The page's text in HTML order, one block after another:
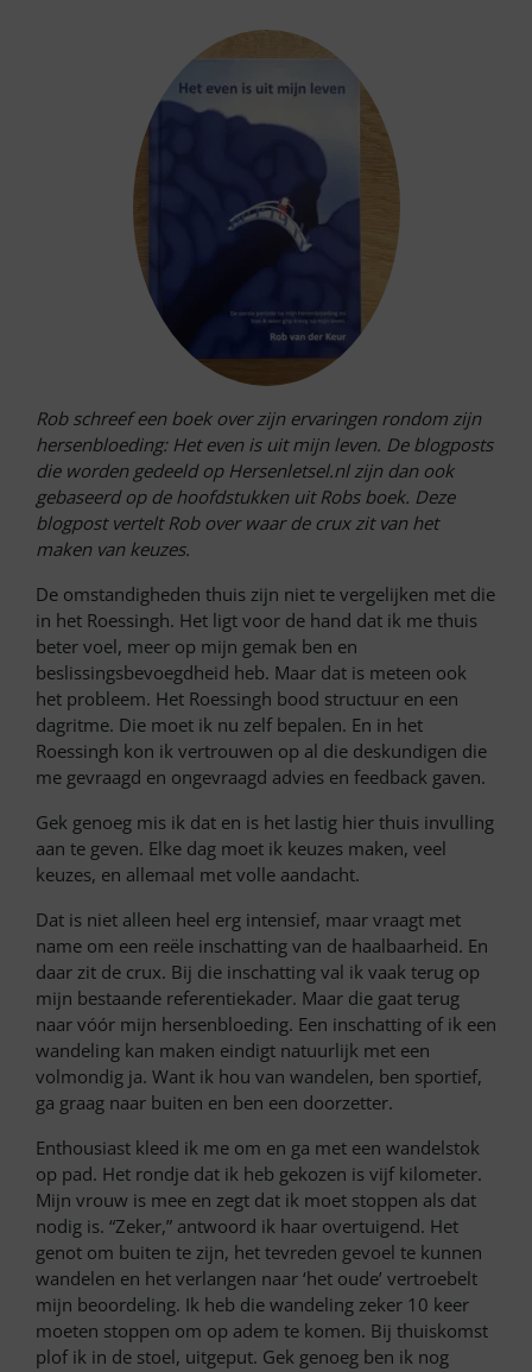
Rob schreef een boek over zijn ervaringen rondom zijn
hersenbloeding: Het even is uit mijn leven. De blogposts
die worden gedeeld op Hersenletsel.nl zijn dan ook
gebaseerd op de hoofdstukken uit Robs boek. Deze
blogpost vertelt Rob over waar de crux zit van het
maken van keuzes.
De omstandigheden thuis zijn niet te vergelijken met die
in het Roessingh. Het ligt voor de hand dat ik me thuis
beter voel, meer op mijn gemak ben en
beslissingsbevoegdheid heb. Maar dat is meteen ook
het probleem. Het Roessingh bood structuur en een
dagritme. Die moet ik nu zelf bepalen. En in het
Roessingh kon ik vertrouwen op al die deskundigen die
me gevraagd en ongevraagd advies en feedback gaven.
Gek genoeg mis ik dat en is het lastig hier thuis invulling
aan te geven. Elke dag moet ik keuzes maken, veel
keuzes, en allemaal met volle aandacht.
Dat is niet alleen heel erg intensief, maar vraagt met
name om een reële inschatting van de haalbaarheid. En
daar zit de crux. Bij die inschatting val ik vaak terug op
mijn bestaande referentiekader. Maar die gaat terug
naar vóór mijn hersenbloeding. Een inschatting of ik een
wandeling kan maken eindigt natuurlijk met een
volmondig ja. Want ik hou van wandelen, ben sportief,
ga graag naar buiten en ben een doorzetter.
Enthousiast kleed ik me om en ga met een wandelstok
op pad. Het rondje dat ik heb gekozen is vijf kilometer.
Mijn vrouw is mee en zegt dat ik moet stoppen als dat
nodig is. “Zeker,” antwoord ik haar overtuigend. Het
genot om buiten te zijn, het tevreden gevoel te kunnen
wandelen en het verlangen naar ‘het oude’ vertroebelt
mijn beoordeling. Ik heb die wandeling zeker 10 keer
moeten stoppen om op adem te komen. Bij thuiskomst
plof ik in de stoel, uitgeput. Gek genoeg ben ik nog